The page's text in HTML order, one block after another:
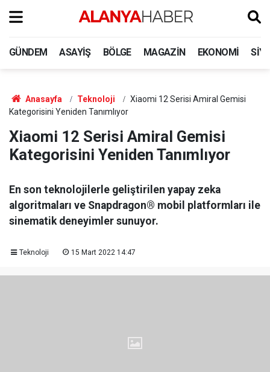
GÜNDEM ASAYIŞ BÖLGE MAGAZIN EKONOMI
Anasayfa Teknoloji
Xiaomi 12 Serisi Amiral Gemisi
Kategorisini Yeniden Tanımlıyor
Xiaomi 12 Serisi Amiral Gemisi
Kategorisini Yeniden Tanımlıyor
En son teknolojilerle geliştirilen yapay zeka
algoritmaları ve Snapdragon® mobil platformları ile
sinematik deneyimler sunuyor.
Teknoloji 15 Mart 2022 14:47